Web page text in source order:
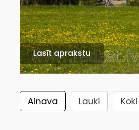
Lasīt aprakstu
Ainava Lauki Koki